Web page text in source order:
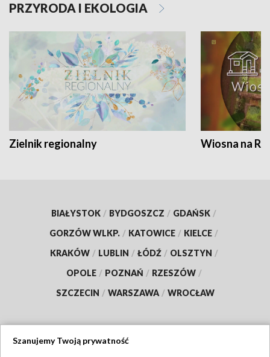
PRZYRODA I EKOLOGIA
Zielnik regionalny Wiosna na
BIAŁYSTOK / BYDGOSZCZ / GDAŃSK /
GORZÓW WLKP. / KATOWICE / KIELCE /
KRAKÓW / LUBLIN / ŁÓDŹ / OLSZTYN /
OPOLE / POZNAŃ / RZESZÓW /
SZCZECIN / WARSZAWA / WROCŁAW
Szanujemy Twoją prywatność